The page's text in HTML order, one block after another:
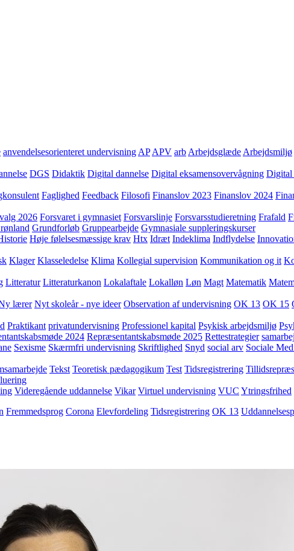
anvendelsesorienteret undervisning AP APV arb Arbejdsglæde Arbejdsmiljø
DGS Didaktik Digital dannelse Digital eksamensovervågning Digital
Faglighed Feedback Filosofi Finanslov 2023 Finanslov 2024
2026 Forsvaret i gymnasiet Forsvarslinje Forsvarsstudieretning Frafald
Grundforløb Gruppearbejde Gymnasiale suppleringskurser
Høje følelsesmæssige krav Htx Idræt Indeklima Indflydelse
Klager Klasseledelse Klima Kollegial supervision Kommunikation og it
Litteratur Litteraturkanon Lokalaftale Lokalløn Løn Magt Matematik
lærer Nyt skoleår - nye ideer Observation af undervisning OK 13 OK 15
Praktikant privatundervisning Professionel kapital Psykisk arbejdsmiljø
2024 Repræsentantskabsmøde 2025 Rettestrategier
Sexisme Skærmfri undervisning Skriftlighed Snyd social arv Sociale
Tekst Teoretisk pædagogikum Test Tidsregistrering
Videregående uddannelse Vikar Virtuel undervisning VUC Ytringsfrihed
Fremmedsprog Corona Elevfordeling Tidsregistrering OK 13